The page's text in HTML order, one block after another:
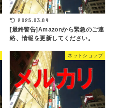
2025.03.09
[最終警告]Amazonから緊急のご連
絡、情報を更新してください。
ネットショップ